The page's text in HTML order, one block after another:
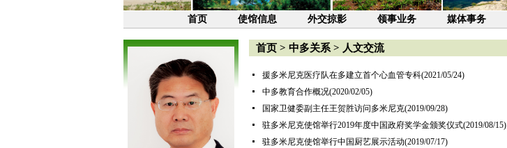
首页 使馆信息 外交掠影 领事业务 媒体事务
首页> 中多关系> 人文交流
援多米尼克医疗队在多建立首个心血管专科(2021/05/24)
中多教育合作概况(2020/02/05)
国家卫健委副主任王贺胜访问多米尼克(2019/09/28)
驻多米尼克使馆举行2019年度中国政府奖学金颁奖仪式(2019/08/15)
驻多米尼克使馆举行中国厨艺展示活动(2019/07/17)